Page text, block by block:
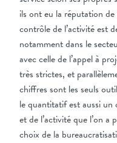
ils ont eu la réputation
contrôle de l’activité est
notamment dans le
avec celle de l’appel à
très strictes, et
chiffres sont les seuls
le quantitatif est aussi
et de l’activité que l’on a
choix de la